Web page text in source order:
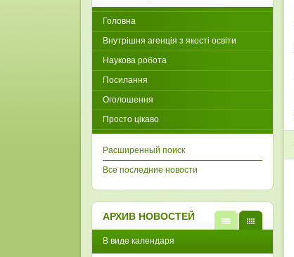
Головна
Внутрішня агенція з якості освіти
Наукова робота
Посилання
Оголошення
Просто цікаво
Расширенный поиск
Все последние новости
АРХИВ НОВОСТЕЙ
кален
списк
В виде календаря